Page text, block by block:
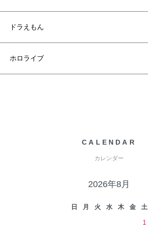
ドラえもん
ホロライブ
CALENDAR
カレンダー
2026年8月
日 月 火 水 木 金 土
1